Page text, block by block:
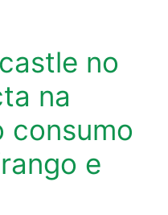
no
na
consumo
e